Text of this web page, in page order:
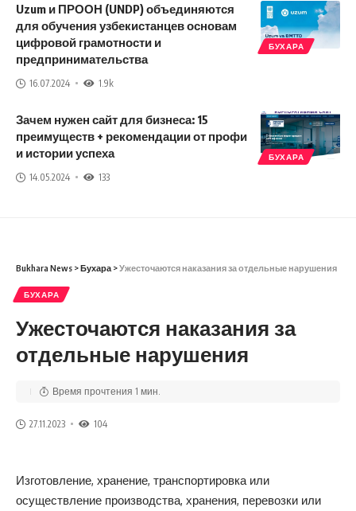
БУХАРА
Uzum и ПРООН (UNDP) объединяются
для обучения узбекистанцев основам
цифровой грамотности и
предпринимательства
16.07.2024 1.9k
БУХАРА
Зачем нужен сайт для бизнеса: 15
преимуществ + рекомендации от профи
и истории успеха
14.05.2024 133
Bukhara News >Бухара >Ужесточаются наказания за отдельные нарушения
БУХАРА
Ужесточаются наказания за
отдельные нарушения
27.11.2023 104
Время прочтения 1 мин.
Изготовление, хранение, транспортировка или
осуществление производства, хранения, перевозки или